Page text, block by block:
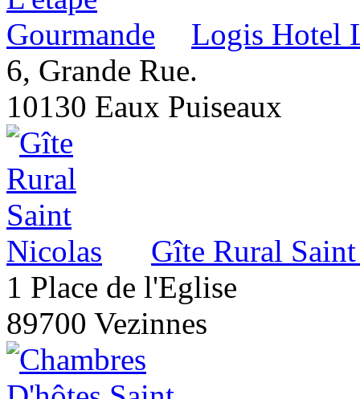
Logis Hotel
6, Grande Rue.
10130 Eaux Puiseaux
Gîte Rural
1 Place de l'Eglise
89700 Vezinnes